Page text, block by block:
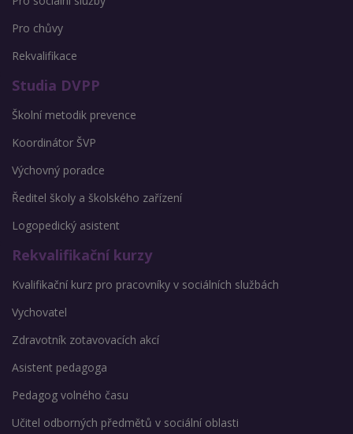
Pro chůvy
Rekvalifikace
Studia DVPP
Školní metodik prevence
Koordinátor ŠVP
Výchovný poradce
Ředitel školy a školského zařízení
Logopedický asistent
Rekvalifikační kurzy
Kvalifikační kurz pro pracovníky v sociálních službách
Vychovatel
Zdravotník zotavovacích akcí
Asistent pedagoga
Pedagog volného času
Učitel odborných předmětů v sociální oblasti